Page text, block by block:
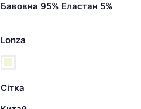
Бавовна 95% Еластан 5%
Lonza
Сітка